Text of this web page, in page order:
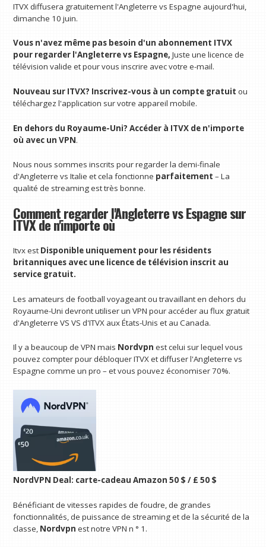
ITVX diffusera gratuitement l'Angleterre vs Espagne aujourd'hui,
dimanche 10 juin.
Vous n'avez même pas besoin d'un abonnement ITVX
pour regarder l'Angleterre vs Espagne,Juste une licence de
télévision valide et pour vous inscrire avec votre e-mail.
Nouveau sur ITVX? Inscrivez-vous à un compte gratuit ou
téléchargez l'application sur votre appareil mobile.
En dehors du Royaume-Uni?Accéder à ITVX de n'importe
où avec un VPN.
Nous nous sommes inscrits pour regarder la demi-finale
d'Angleterre vs Italie et cela fonctionne parfaitement – La
qualité de streaming est très bonne.
Comment regarder l'Angleterre vs Espagne sur
ITVX de n'importe où
Itvx est Disponible uniquement pour les résidents
britanniques avec une licence de télévision inscrit au
service gratuit.
Les amateurs de football voyageant ou travaillant en dehors du
Royaume-Uni devront utiliser un VPN pour accéder au flux gratuit
d'Angleterre VS VS d'ITVX aux États-Unis et au Canada.
Il y a beaucoup de VPN mais Nordvpn est celui sur lequel vous
pouvez compter pour débloquer ITVX et diffuser l'Angleterre vs
Espagne comme un pro – et vous pouvez économiser 70%.
NordVPN Deal: carte-cadeau Amazon 50 $ / £ 50 $
Bénéficiant de vitesses rapides de foudre, de grandes
fonctionnalités, de puissance de streaming et de la sécurité de la
classe, Nordvpn est notre VPN n ° 1.